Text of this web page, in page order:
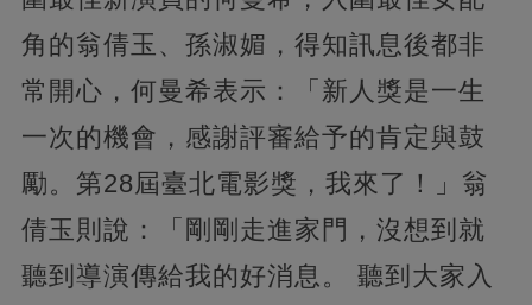
角的翁倩玉、孫淑媚，得知訊息後都非
常開心，何曼希表示：「新人獎是一生
一次的機會，感謝評審給予的肯定與鼓
勵。第28屆臺北電影獎，我來了！」翁
倩玉則說：「剛剛走進家門，沒想到就
聽到導演傳給我的好消息。 聽到大家入